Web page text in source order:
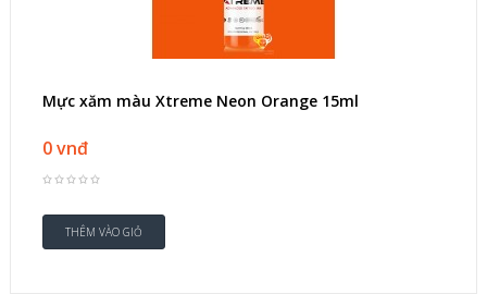
Mực xăm màu Xtreme Neon Orange 15ml
0 vnđ